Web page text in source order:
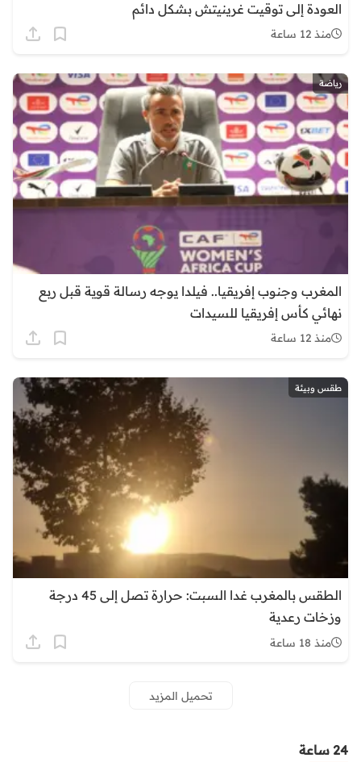
العودة إلى توقيت غرينيتش بشكل دائم
منذ 12 ساعة
رياضة
المغرب وجنوب إفريقيا.. فيلدا يوجه رسالة قوية قبل ربع
نهائي كأس إفريقيا للسيدات
منذ 12 ساعة
طقس وبيئة
الطقس بالمغرب غدا السبت: حرارة تصل إلى 45 درجة
وزخات رعدية
منذ 18 ساعة
تحميل المزيد
24 ساعة